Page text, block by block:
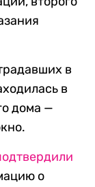
в
в
дома —
о